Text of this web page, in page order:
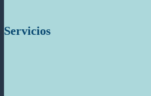
Servicios